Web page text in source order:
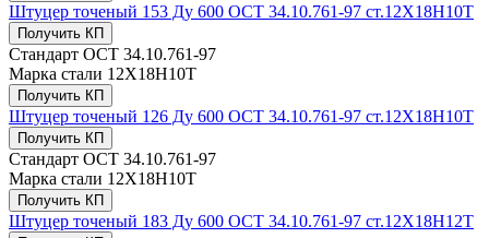
Штуцер точеный 153 Ду 600 ОСТ 34.10.761-97 ст.12Х18Н10Т
Получить КП
Стандарт ОСТ 34.10.761-97
Марка стали 12Х18Н10Т
Получить КП
Штуцер точеный 126 Ду 600 ОСТ 34.10.761-97 ст.12Х18Н10Т
Получить КП
Стандарт ОСТ 34.10.761-97
Марка стали 12Х18Н10Т
Получить КП
Штуцер точеный 183 Ду 600 ОСТ 34.10.761-97 ст.12Х18Н12Т